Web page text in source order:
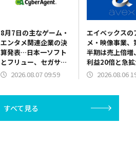
8月7日の主なゲーム・
エンタメ関連企業の決
算発表…日本一ソフト
とフリュー、セガサミ
ーHDが1Q、ガンホー
2026.08.07 09:59
エイベックスの
メ・映像事業、
半期は売上倍増
利益20倍と急
画『2026.08.06
すべて見る